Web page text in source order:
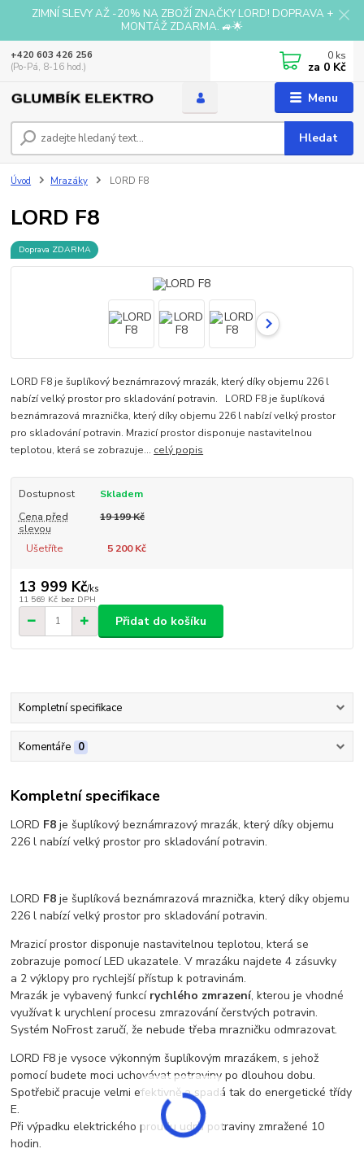
ZIMNÍ SLEVY AŽ -20% NA ZBOŽÍ ZNAČKY LORD! DOPRAVA +
MONTÁŽ ZDARMA. 🚙🌟
Menu
Hledat
+420 603 426 256
(Po-Pá, 8-16 hod.)
0 ks
za 0 Kč
Úvod Mrazáky LORD F8
LORD F8
Doprava ZDARMA
LORD F8 je šuplíkový beznámrazový mrazák, který díky objemu 226 l
nabízí velký prostor pro skladování potravin. LORD F8 je šuplíková
beznámrazová mraznička, který díky objemu 226 l nabízí velký prostor
pro skladování potravin. Mrazicí prostor disponuje nastavitelnou
teplotou, která se zobrazuje... celý popis
Dostupnost
Skladem
Cena před
slevou
19 199 Kč
Ušetříte 5 200 Kč
13 999 Kč/ks
11 569 Kč bez DPH
Přidat do košíku
Kompletní specifikace
Komentáře 0
Kompletní specifikace
LORD F8 je šuplíkový beznámrazový mrazák, který díky objemu
226 l nabízí velký prostor pro skladování potravin.
LORD F8 je šuplíková beznámrazová mraznička, který díky objemu
226 l nabízí velký prostor pro skladování potravin.
Mrazicí prostor disponuje nastavitelnou teplotou, která se
zobrazuje pomocí LED ukazatele. V mrazáku najdete 4 zásuvky
a 2 výklopy pro rychlejší přístup k potravinám.
Mrazák je vybavený funkcí rychlého zmrazení, kterou je vhodné
využívat k urychlení procesu zmrazování čerstvých potravin.
Systém NoFrost zaručí, že nebude třeba mrazničku odmrazovat.
LORD F8 je vysoce výkonným šuplíkovým mrazákem, s jehož
pomocí budete moci uchovávat potraviny po dlouhou dobu.
Spotřebič pracuje velmi efektivně a spadá tak do energetické třídy
E.
Při výpadku elektrického proudu udrží potraviny zmražené 10
hodin.